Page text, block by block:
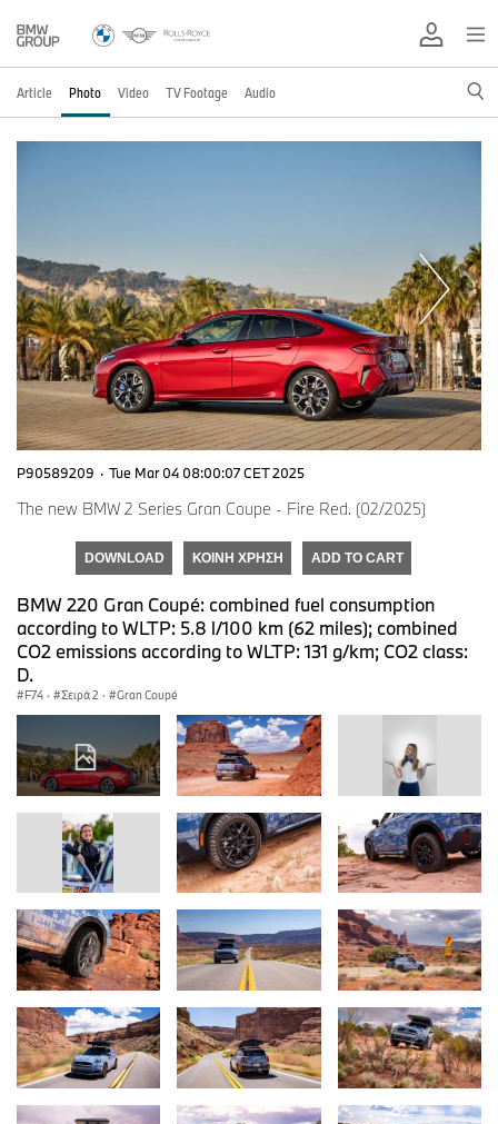
Article Photo Video TV Footage Audio
P90589209 · Tue Mar 04 08:00:07 CET 2025
The new BMW 2 Series Gran Coupe - Fire Red. (02/2025)
DOWNLOAD ΚΟΙΝΉ ΧΡΉΣΗ ADD TO CART
BMW 220 Gran Coupé: combined fuel consumption
according to WLTP: 5.8 l/100 km (62 miles); combined
CO2 emissions according to WLTP: 131 g/km; CO2 class:
D.
F74 · Σειρά 2 · Gran Coupé